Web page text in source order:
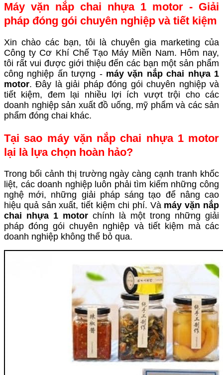
Máy vặn nắp chai nhựa 1 motor - Giải
pháp đóng gói chuyên nghiệp và tiết kiệm
Xin chào các bạn, tôi là chuyên gia marketing của
Công ty Cơ Khí Chế Tạo Máy Miền Nam. Hôm nay,
tôi rất vui được giới thiệu đến các bạn một sản phẩm
công nghiệp ấn tượng - máy vặn nắp chai nhựa 1
motor. Đây là giải pháp đóng gói chuyên nghiệp và
tiết kiệm, đem lại nhiều lợi ích vượt trội cho các
doanh nghiệp sản xuất đồ uống, mỹ phẩm và các sản
phẩm đóng chai khác.
Tại sao máy vặn nắp chai nhựa 1 motor
lại là lựa chọn hoàn hảo?
Trong bối cảnh thị trường ngày càng cạnh tranh khốc
liệt, các doanh nghiệp luôn phải tìm kiếm những công
nghệ mới, những giải pháp sáng tạo để nâng cao
hiệu quả sản xuất, tiết kiệm chi phí. Và máy vặn nắp
chai nhựa 1 motor chính là một trong những giải
pháp đóng gói chuyên nghiệp và tiết kiệm mà các
doanh nghiệp không thể bỏ qua.